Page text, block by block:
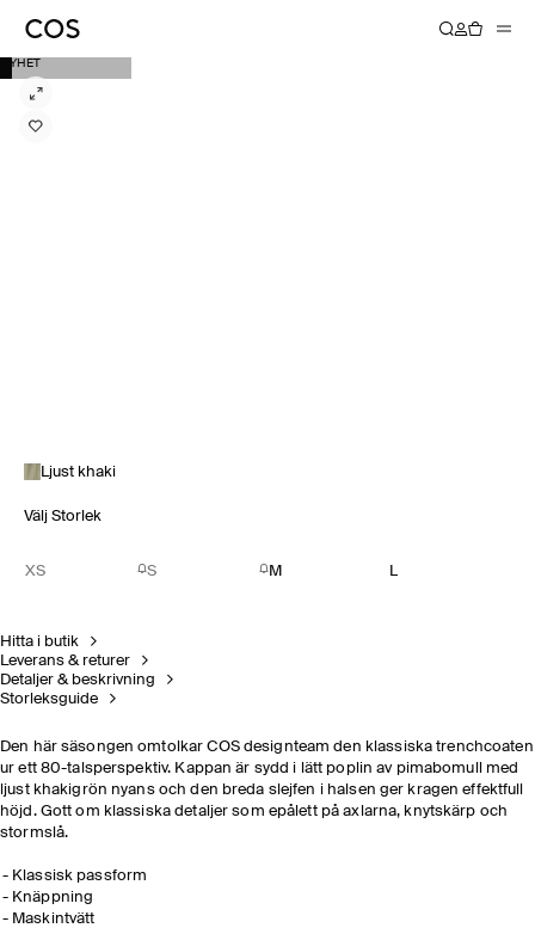
NYHET
Ljust khaki
Välj Storlek
XS S M L
Hitta i butik
Leverans & returer
Detaljer & beskrivning
Storleksguide
Den här säsongen omtolkar COS designteam den klassiska trenchcoaten
ur ett 80-talsperspektiv. Kappan är sydd i lätt poplin av pimabomull med
ljust khakigrön nyans och den breda slejfen i halsen ger kragen effektfull
höjd. Gott om klassiska detaljer som epålett på axlarna, knytskärp och
stormslå.
Klassisk passform
Knäppning
Maskintvätt